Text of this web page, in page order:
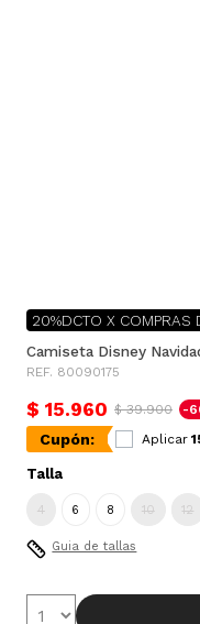
20%DCTO X
Camiseta Disney
REF. 80090175
$ 15.960 $ 39.900 -
Cupón: Aplicar
Talla
4 6 8 10 12
Guia de tallas